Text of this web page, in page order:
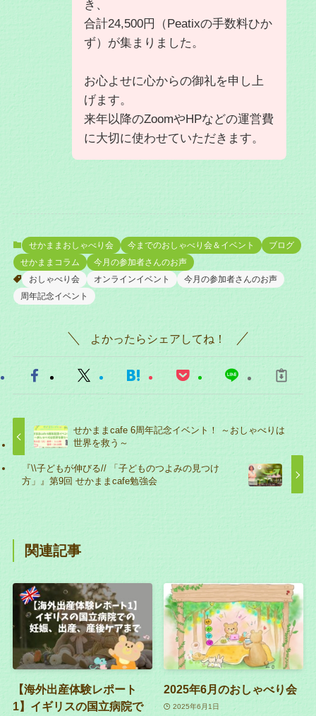
き、
合計24,500円（Peatixの手数料ひか
ず）が集まりました。
お心よせに心からの御礼を申し上
げます。
来年以降のZoomやHPなどの運営費
に大切に使わせていただきます。
せかままおしゃべり会 今までのおしゃべり会＆イベント
ブログ
せかままコラム
今月の参加者さんのお声
おしゃべり会
オンラインイベント
今月の参加者さんのお声
周年記念イベント
よかったらシェアしてね！
せかままcafe 6周年記念イベント！ ～おしゃべりは
世界を救う～
『\\子どもが伸びる// 「子どものつよみの見つけ
方」』第9回 せかままcafe勉強会
関連記事
【海外出産体験レポート
1】イギリスの国立病院で
2025年6月のおしゃべり会
2025年6月1日